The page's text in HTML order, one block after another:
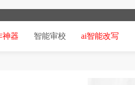
神器 智能审校 ai智能改写